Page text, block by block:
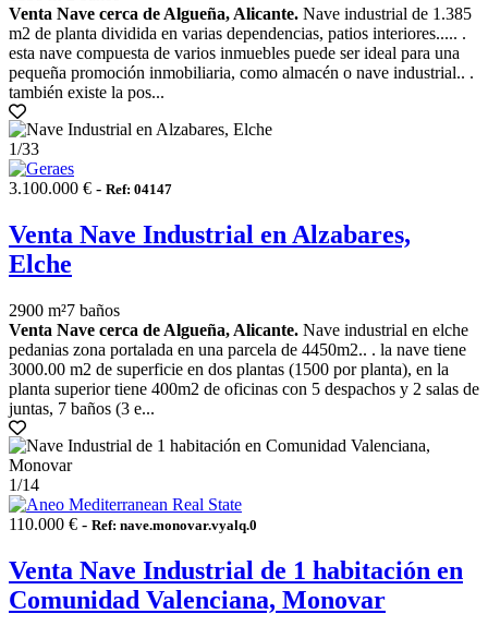
Venta Nave cerca de Algueña, Alicante. Nave industrial de 1.385
m2 de planta dividida en varias dependencias, patios interiores..... .
esta nave compuesta de varios inmuebles puede ser ideal para una
pequeña promoción inmobiliaria, como almacén o nave industrial.. .
también existe la pos...
1/33
3.100.000 € - Ref: 04147
Venta Nave Industrial en Alzabares,
Elche
2900 m²7 baños
Venta Nave cerca de Algueña, Alicante. Nave industrial en elche
pedanias zona portalada en una parcela de 4450m2.. . la nave tiene
3000.00 m2 de superficie en dos plantas (1500 por planta), en la
planta superior tiene 400m2 de oficinas con 5 despachos y 2 salas de
juntas, 7 baños (3 e...
1/14
110.000 € - Ref: nave.monovar.vyalq.0
Venta Nave Industrial de 1 habitación en
Comunidad Valenciana, Monovar